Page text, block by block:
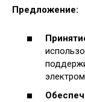
Предложение: